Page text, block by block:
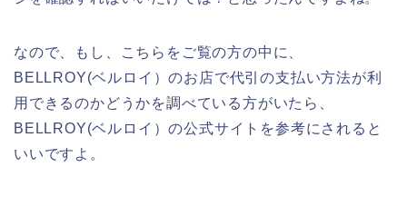
なので、もし、こちらをご覧の方の中に、
BELLROY(ベルロイ）のお店で代引の支払い方法が利
用できるのかどうかを調べている方がいたら、
BELLROY(ベルロイ）の公式サイトを参考にされると
いいですよ。